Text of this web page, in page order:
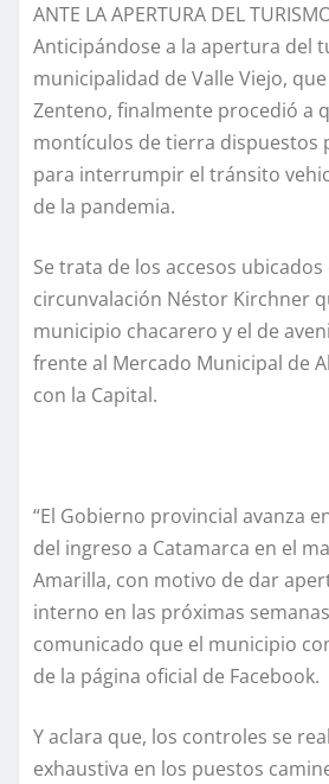
ANTE LA APERTURA DEL
Anticipándose a la apertura del
municipalidad de Valle Viejo,
Zenteno, finalmente procedió a
montículos de tierra dispuestos
para interrumpir el tránsito
de la pandemia.
Se trata de los accesos
circunvalación Néstor Kirchner
municipio chacarero y el de
frente al Mercado Municipal de
con la Capital.
“El Gobierno provincial avanza
del ingreso a Catamarca en el
Amarilla, con motivo de dar
interno en las próximas
comunicado que el municipio
de la página oficial de Facebook.
Y aclara que, los controles se
exhaustiva en los puestos